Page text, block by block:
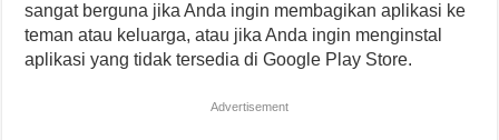
sangat berguna jika Anda ingin membagikan aplikasi ke
teman atau keluarga, atau jika Anda ingin menginstal
aplikasi yang tidak tersedia di Google Play Store.
Advertisement